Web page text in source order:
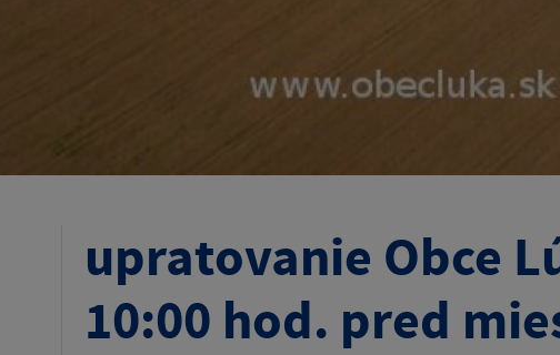
upratovanie Obce
10:00 hod. pred